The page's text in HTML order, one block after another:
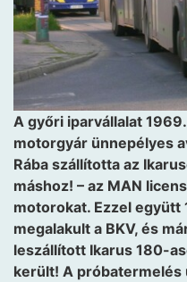
A győri iparvállalat
motorgyár ünnepélyes
Rába szállította az
máshoz! – az MAN
motorokat. Ezzel együtt
megalakult a BKV, és
leszállított Ikarus 180-
került! A próbatermelés